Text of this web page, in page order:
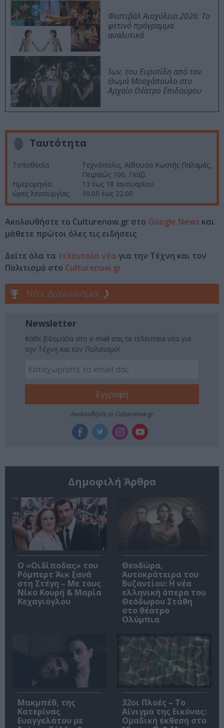
Φεστιβάλ Αισχύλεια 2026: Το
φετινό πρόγραμμα
αναλυτικά
Ίων, του Ευριπίδη από τον
Θωμά Μοσχόπουλο στο
Αρχαίο Θέατρο Επιδαύρου
Ταυτότητα
Τοποθεσία
Τεχνόπολις, Αίθουσα Κωστής Παλαμάς,
Πειραιώς 100, Γκάζι
Ημερομηνία
13 έως 18 Ιανουαρίου
ώρες λειτουργίας
10.00 έως 22.00
Ακολουθήστε το Culturenow.gr στο Google News και
μάθετε πρώτοι όλες τις ειδήσεις
Δείτε όλα τα τελευταία νέα για την Τέχνη και τον
Πολιτισμό στο Culturenow.gr
Νέοι Διαγωνισμοί ❯
Newsletter
Κάθε βδομάδα στο e-mail σας τα τελευταία νέα για
την Τέχνη και τον Πολιτισμό!
Ακολουθήστε το Culturenow.gr
Δημοφιλή Άρθρα
O «Οιδίποδας» του
Ρόμπερτ Άικ ξανά
στη Στέγη – Με τους
Νίκο Κουρή & Μαρία
Κεχαγιόγλου
Θεοδώρα,
Αυτοκράτειρα του
Βυζαντίου: Η νέα
ελληνική όπερα του
Θεόδωρου Στάθη
στο θέατρο
Ολύμπια
Μακμπέθ, της
Κατερίνας
Ευαγγελάτου με
32οι Πλοές – Το
Αίνιγμα της Εικόνας:
Ομαδική έκθεση στο